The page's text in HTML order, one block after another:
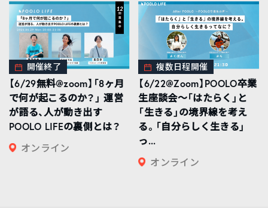
開催終了
【6/29無料@zoom】「8ヶ月
で何が起こるのか？」 運営
が語る、人が動き出す
POOLO LIFEの裏側とは？
オンライン
複数日程開催
【6/22@Zoom】POOLO卒業
生座談会〜「はたらく」と
「生きる」の境界線を考え
る。「自分らしく生きる」
っ...
オンライン